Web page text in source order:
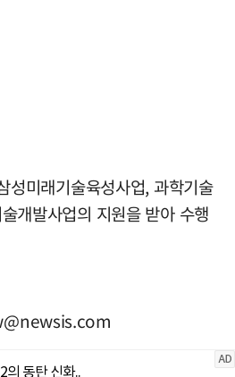
성미래기술육성사업, 과학기술
개발사업의 지원을 받아 수행